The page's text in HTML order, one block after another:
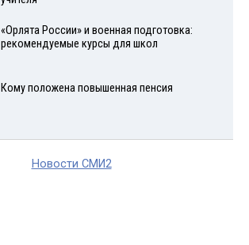
«Орлята России» и военная подготовка:
рекомендуемые курсы для школ
Кому положена повышенная пенсия
Новости СМИ2